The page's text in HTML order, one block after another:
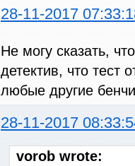
28-11-2017
Не могу сказать,
детектив, что тест
любые другие
28-11-2017
vorob wrote: